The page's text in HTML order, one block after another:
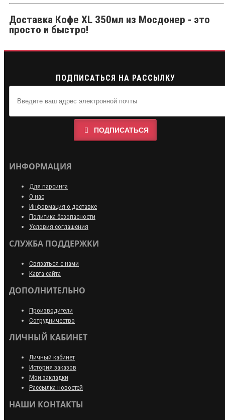
Доставка Кофе XL 350мл из Мосдонер - это
просто и быстро!
ПОДПИСАТЬСЯ НА РАССЫЛКУ
ПОДПИСАТЬСЯ
ИНФОРМАЦИЯ
Для парсинга
О нас
Информация о доставке
Политика безопасности
Условия соглашения
СЛУЖБА ПОДДЕРЖКИ
Связаться с нами
Карта сайта
ДОПОЛНИТЕЛЬНО
Производители
Сотрудничество
ЛИЧНЫЙ КАБИНЕТ
Личный кабинет
История заказов
Мои закладки
Рассылка новостей
НАШИ КОНТАКТЫ